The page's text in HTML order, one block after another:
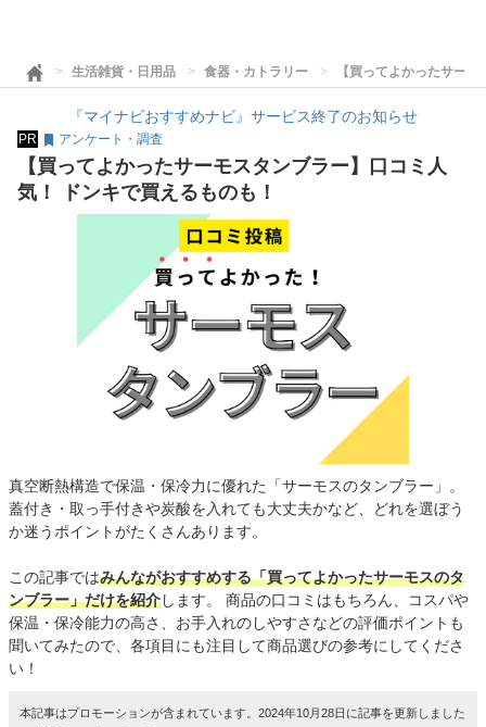
生活雑貨・日用品 食器・カトラリー 【買ってよかったサー
『マイナビおすすめナビ』サービス終了のお知らせ
PR アンケート・調査
【買ってよかったサーモスタンブラー】口コミ人
気！ ドンキで買えるものも！
真空断熱構造で保温・保冷力に優れた「サーモスのタンブラー」。
蓋付き・取っ手付きや炭酸を入れても大丈夫かなど、どれを選ぼう
か迷うポイントがたくさんあります。
この記事ではみんながおすすめする「買ってよかったサーモスのタ
ンブラー」だけを紹介します。 商品の口コミはもちろん、コスパや
保温・保冷能力の高さ、お手入れのしやすさなどの評価ポイントも
聞いてみたので、各項目にも注目して商品選びの参考にしてくださ
い！
本記事はプロモーションが含まれています。2024年10月28日に記事を更新しました